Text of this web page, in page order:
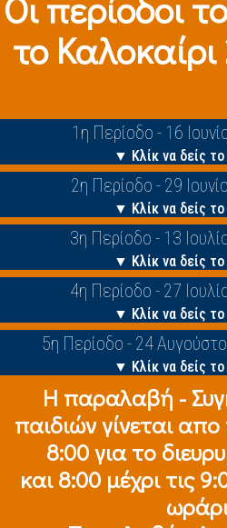
το Καλοκαίρι
1η Περίοδο - 16
▼ Κλίκ να δείς
2η Περίοδο - 29
▼ Κλίκ να δείς
3η Περίοδο - 13
▼ Κλίκ να δείς
4η Περίοδο - 27
▼ Κλίκ να δείς
5η Περίοδο - 24
▼ Κλίκ να δείς
Η παραλαβή -
παιδιών γίνεται απο
8:00 για το
και 8:00 μέχρι τις